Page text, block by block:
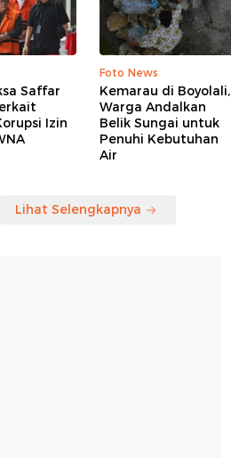
Saffar
Izin
Foto News
Kemarau di Boyolali,
Warga Andalkan
Belik Sungai untuk
Penuhi Kebutuhan
Air
Lihat Selengkapnya